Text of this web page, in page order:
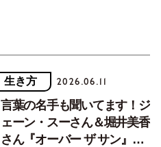
生き方 2026.06.11
言葉の名手も聞いてます！ジ
ェーン・スーさん＆堀井美香
さん『オーバー ザ サン』の